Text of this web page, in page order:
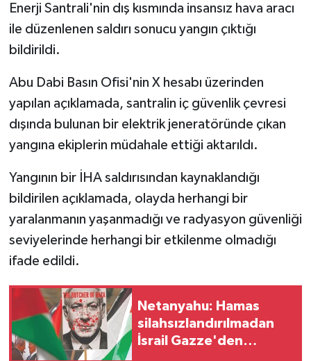
Enerji Santrali'nin dış kısmında insansız hava aracı
ile düzenlenen saldırı sonucu yangın çıktığı
bildirildi.
Abu Dabi Basın Ofisi'nin X hesabı üzerinden
yapılan açıklamada, santralin iç güvenlik çevresi
dışında bulunan bir elektrik jeneratöründe çıkan
yangına ekiplerin müdahale ettiği aktarıldı.
Yangının bir İHA saldırısından kaynaklandığı
bildirilen açıklamada, olayda herhangi bir
yaralanmanın yaşanmadığı ve radyasyon güvenliği
seviyelerinde herhangi bir etkilenme olmadığı
ifade edildi.
Netanyahu: Hamas
silahsızlandırılmadan
İsrail Gazze'den